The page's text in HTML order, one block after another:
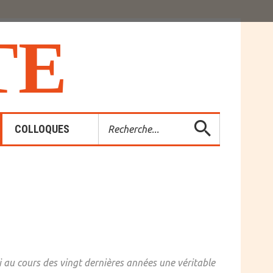
E
COLLOQUES
Rechercher
cours des vingt dernières années une véritable